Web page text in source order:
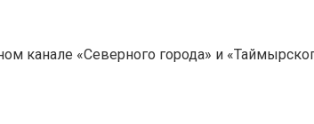
канале «Северного города» и